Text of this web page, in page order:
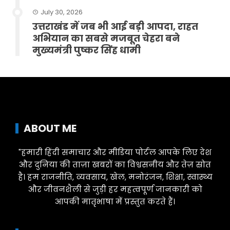
July 30, 2026
उत्तराखंड में जब भी आई बड़ी आपदा, राहत
अभियान का सबसे मजबूत चेहरा बने
मुख्यमंत्री पुष्कर सिंह धामी
ABOUT ME
"हमारी हिंदी समाचार और मीडिया पोर्टल आपके लिए देश
और दुनिया की ताज़ा खबरों का विश्वसनीय और तेज़ स्रोत
है। हम राजनीति, व्यवसाय, खेल, मनोरंजन, शिक्षा, स्वास्थ्य
और जीवनशैली से जुड़ी हर महत्वपूर्ण जानकारी को
आपकी मातृभाषा में प्रस्तुत करते हैं।